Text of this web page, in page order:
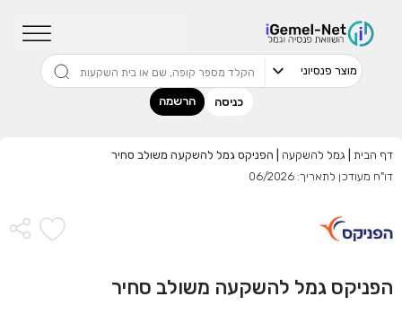
כניסה הרשמה
דף הבית גמל להשקעה
הפניקס גמל להשקעה משולב סחיר
דו"ח מעודכן לתאריך: 06/2026
הפניקס גמל להשקעה משולב סחיר
שדרגו למסלול המוביל בתשואה בליווי
מתכנן פיננסי (ללא עלות), השאירו פרטים:
אני מאשר שקראתי ומסכיםלתנאי השימוש והפרטיות